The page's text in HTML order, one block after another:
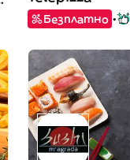
Безплатно